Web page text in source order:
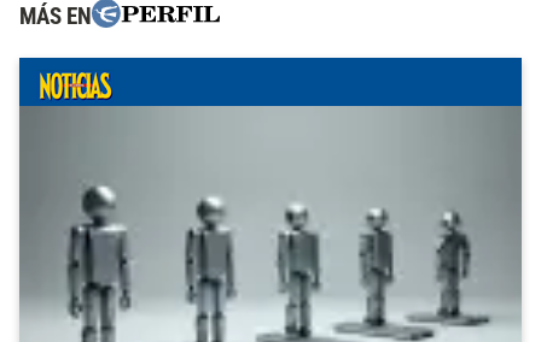
MÁS EN